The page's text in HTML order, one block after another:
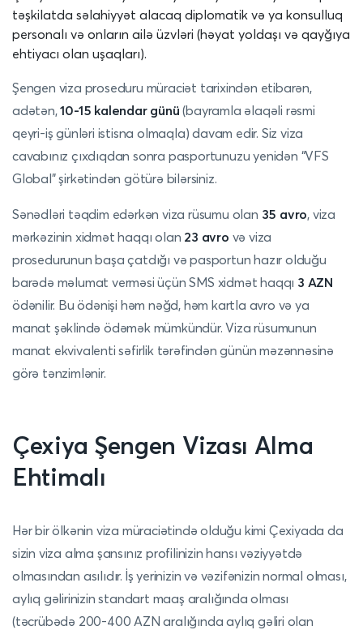
təşkilatda səlahiyyət alacaq diplomatik və ya konsulluq
personalı və onların ailə üzvləri (həyat yoldaşı və qayğıya
ehtiyacı olan uşaqları).
Şengen viza proseduru müraciət tarixindən etibarən,
adətən,10-15 kalendar günü (bayramla əlaqəli rəsmi
qeyri-iş günləri istisna olmaqla) davam edir. Siz viza
cavabınız çıxdıqdan sonra pasportunuzu yenidən “VFS
Global” şirkətindən götürə bilərsiniz.
Sənədləri təqdim edərkən viza rüsumu olan 35 avro, viza
mərkəzinin xidmət haqqı olan 23 avro və viza
prosedurunun başa çatdığı və pasportun hazır olduğu
barədə məlumat verməsi üçün SMS xidmət haqqı 3 AZN
ödənilir. Bu ödənişi həm nəğd, həm kartla avro və ya
manat şəklində ödəmək mümkündür. Viza rüsumunun
manat ekvivalenti səfirlik tərəfindən günün məzənnəsinə
görə tənzimlənir.
Çexiya Şengen Vizası Alma
Ehtimalı
Hər bir ölkənin viza müraciətində olduğu kimi Çexiyada da
sizin viza alma şansınız profilinizin hansı vəziyyətdə
olmasından asılıdır. İş yerinizin və vəzifənizin normal olması,
aylıq gəlirinizin standart maaş aralığında olması
(təcrübədə 200-400 AZN aralığında aylıq gəliri olan